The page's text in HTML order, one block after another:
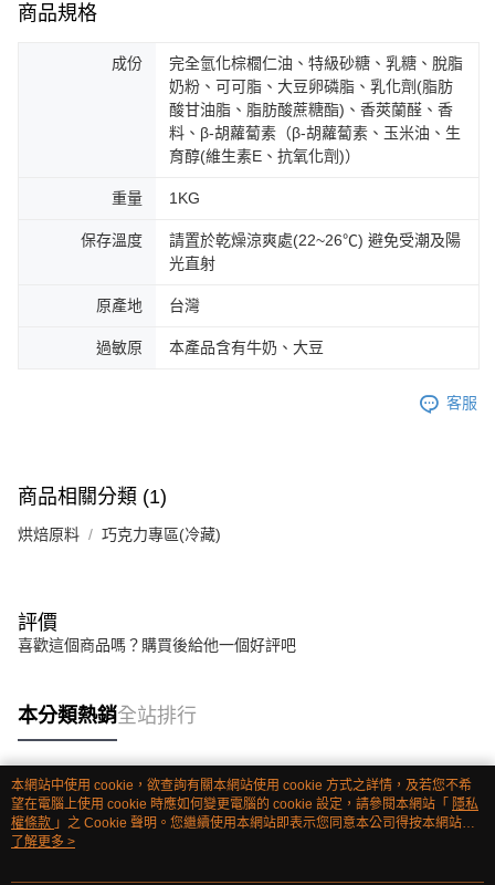
商品規格
成份
完全氫化棕櫚仁油、特級砂糖、乳糖、脫脂
奶粉、可可脂、大豆卵磷脂、乳化劑(脂肪
酸甘油脂、脂肪酸蔗糖酯)、香莢蘭醛、香
料、β-胡蘿蔔素（β-胡蘿蔔素、玉米油、生
育醇(維生素E、抗氧化劑)）
重量 1KG
保存溫度
請置於乾燥涼爽處(22~26℃) 避免受潮及陽
光直射
原產地 台灣
過敏原 本產品含有牛奶、大豆
客服
商品相關分類 (1)
烘焙原料 巧克力專區(冷藏)
評價
喜歡這個商品嗎？購買後給他一個好評吧
本分類熱銷全站排行
熱門標籤
本網站中使用 cookie，欲查詢有關本網站使用 cookie 方式之詳情，及若您不希
望在電腦上使用 cookie 時應如何變更電腦的 cookie 設定，請參閱本網站「 隱私
權條款 」之 Cookie 聲明。您繼續使用本網站即表示您同意本公司得按本網站使
用條款之 Cookie 聲明使用 cookie。
了解更多 >